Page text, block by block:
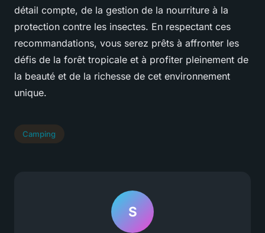
détail compte, de la gestion de la nourriture à la
protection contre les insectes. En respectant ces
recommandations, vous serez prêts à affronter les
défis de la forêt tropicale et à profiter pleinement de
la beauté et de la richesse de cet environnement
unique.
Camping
S